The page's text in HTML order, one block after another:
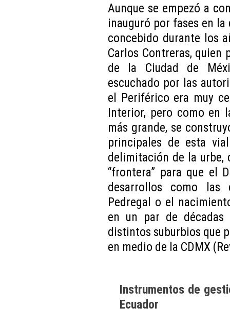
Aunque se empezó a
inauguró por fases en
concebido durante los
Carlos Contreras,
de la Ciudad de
escuchado por las
el Periférico era muy
Interior, pero como en
más grande, se
principales de esta
delimitación de la urbe,
“frontera” para que el
desarrollos como las
Pedregal o el
en un par de
distintos suburbios que
en medio de la CDMX
Instrumentos de
Ecuador